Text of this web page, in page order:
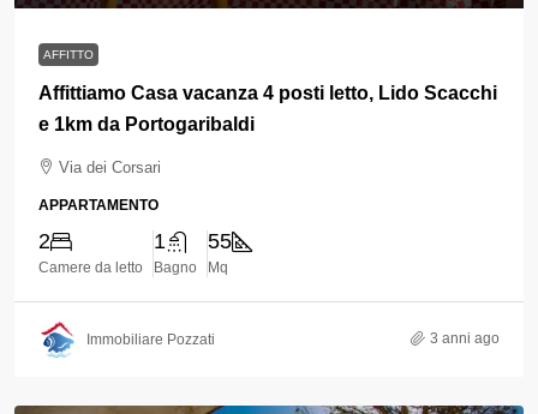
AFFITTO
Affittiamo Casa vacanza 4 posti letto, Lido Scacchi
e 1km da Portogaribaldi
Via dei Corsari
APPARTAMENTO
2
Camere da letto
1
Bagno
55
Mq
Immobiliare Pozzati 3 anni ago